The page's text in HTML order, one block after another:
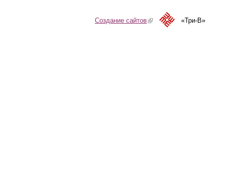
Создание сайтов(link is external)«Три-В»